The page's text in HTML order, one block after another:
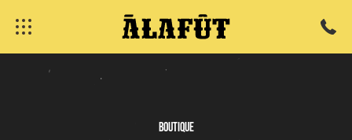
Boutique